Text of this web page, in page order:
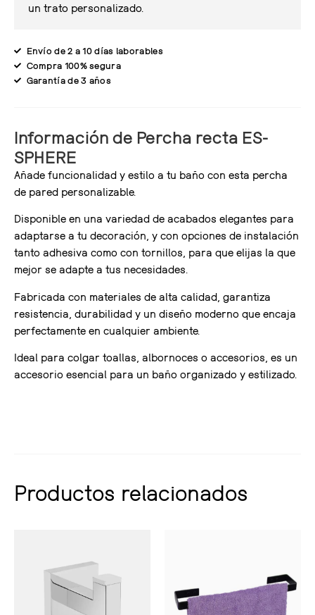
un trato personalizado.
Envío de 2 a 10 días laborables
Compra 100% segura
Garantía de 3 años
Información de Percha recta ES-
SPHERE
Añade funcionalidad y estilo a tu baño con esta percha
de pared personalizable.
Disponible en una variedad de acabados elegantes para
adaptarse a tu decoración, y con opciones de instalación
tanto adhesiva como con tornillos, para que elijas la que
mejor se adapte a tus necesidades.
Fabricada con materiales de alta calidad, garantiza
resistencia, durabilidad y un diseño moderno que encaja
perfectamente en cualquier ambiente.
Ideal para colgar toallas, albornoces o accesorios, es un
accesorio esencial para un baño organizado y estilizado.
Productos relacionados